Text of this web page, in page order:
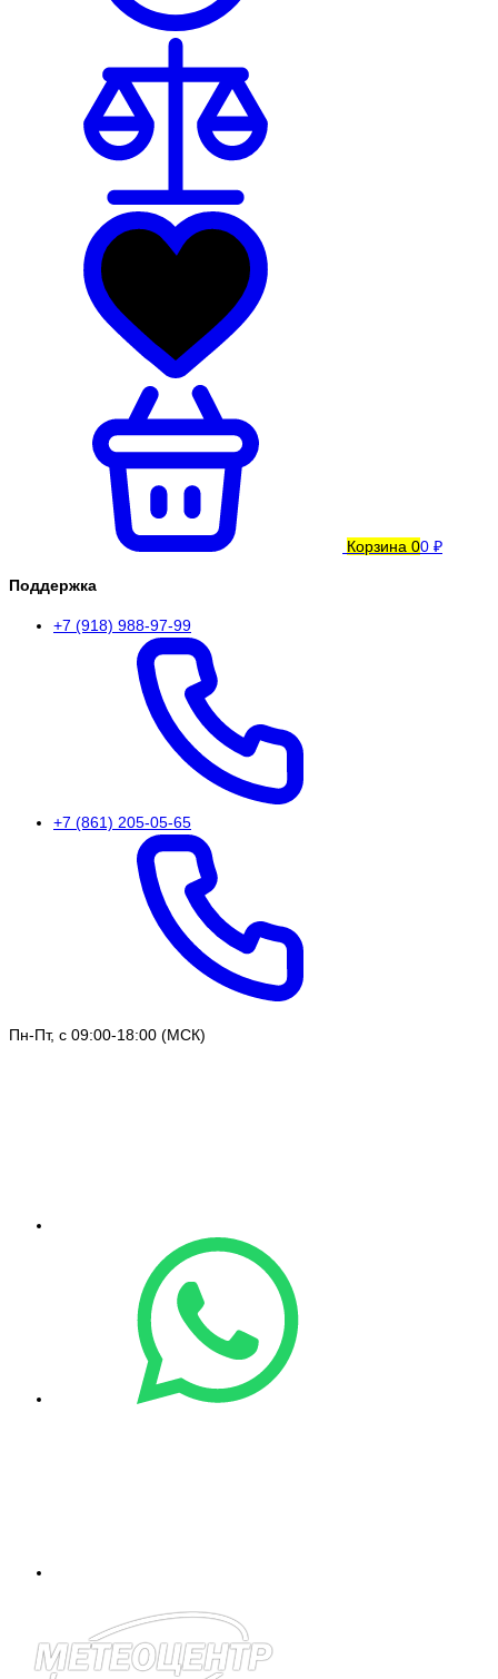
Корзина 00 ₽
Поддержка
+7 (918) 988-97-99
+7 (861) 205-05-65
Пн-Пт, с 09:00-18:00 (МСК)